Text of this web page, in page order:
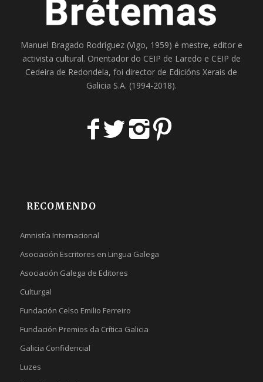
Manuel Bragado Rodríguez (Vigo, 1959) é mestre, editor e
activista cultural. Orientador do CEIP de Laredo e CEIP de
Cedeira de Redondela, foi director de Edicións Xerais de
Galicia S.A. (1994-2018).
RECOMENDO
Amnistía Internacional
Asociación Escritores en Lingua Galega
Asociación Galega de Editores
Culturgal
Fundación Celso Emilio Ferreiro
Fundación Premios da Crítica Galicia
Galicia Confidencial
Luzes